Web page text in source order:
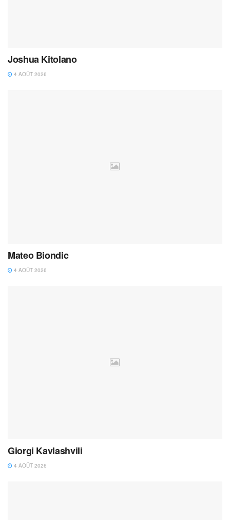
Joshua Kitolano
4 AOÛT 2026
Mateo Biondic
4 AOÛT 2026
Giorgi Kavlashvili
4 AOÛT 2026